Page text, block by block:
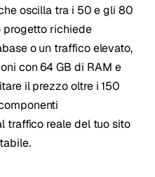
oscilla tra i 50 e gli 80
progetto richiede
o un traffico elevato,
con 64 GB di RAM e
il prezzo oltre i 150
traffico reale del tuo sito